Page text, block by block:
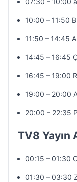
10:00 – 11:50
11:50 – 14:45
14:45 – 16:45
16:45 – 19:00
19:00 – 20:00
20:00 – 22:35
TV8 Yayın
00:15 – 01:30
01:30 – 03:30